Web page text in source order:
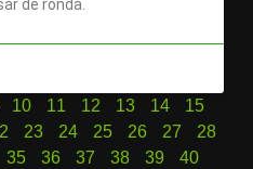
de ronda.
10 11 12 13 14
15
23 24 25 26 27
28
35 36 37 38 39
40